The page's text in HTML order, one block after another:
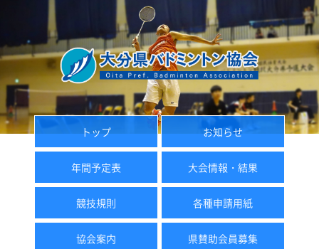
トップ お知らせ
年間予定表 大会情報・結果
競技規則 各種申請用紙
協会案内 県賛助会員募集